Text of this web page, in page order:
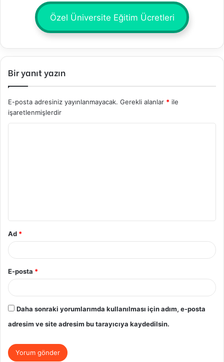
Özel Üniversite Eğitim Ücretleri
Bir yanıt yazın
E-posta adresiniz yayınlanmayacak. Gerekli alanlar * ile
işaretlenmişlerdir
Ad *
E-posta *
Daha sonraki yorumlarımda kullanılması için adım, e-posta
adresim ve site adresim bu tarayıcıya kaydedilsin.